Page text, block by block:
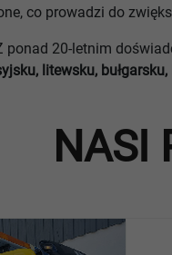
co prowadzi do
ponad 20-letnim
litewsku,
NASI